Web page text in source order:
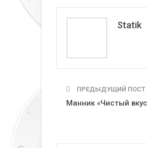
Statik
ПРЕДЫДУЩИЙ ПОСТ
Манник «Чистый